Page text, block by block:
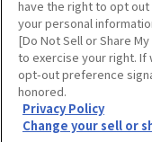
きましては、2023年
(土)に開催予定の受
（会場：グランフロ
キャピタル4F ナレッ
展示を行っていただき
当日、審査員にプレ
have the right to opt
your personal
[Do Not Sell or Share
to exercise your right. If
opt-out preference
honored.
Privacy Policy
Change your sell or